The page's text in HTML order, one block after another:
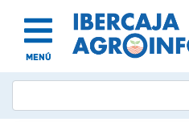
MENÚ